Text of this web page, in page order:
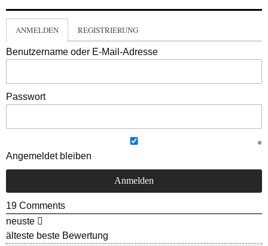
ANMELDEN REGISTRIERUNG
Benutzername oder E-Mail-Adresse
Passwort
Angemeldet bleiben
19 Comments
neuste
älteste beste Bewertung